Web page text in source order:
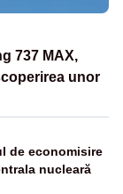
737 MAX,
unor
de economisire
nucleară